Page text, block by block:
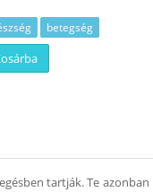
betegség
tartják. Te